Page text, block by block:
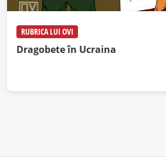
RUBRICA LUI OVI
Dragobete în Ucraina